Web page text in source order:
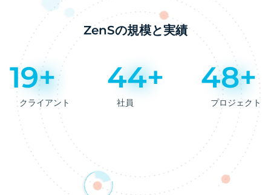
ZenSの規模と実績
20+
クライアント
44+
社員
49+
プロジェクト